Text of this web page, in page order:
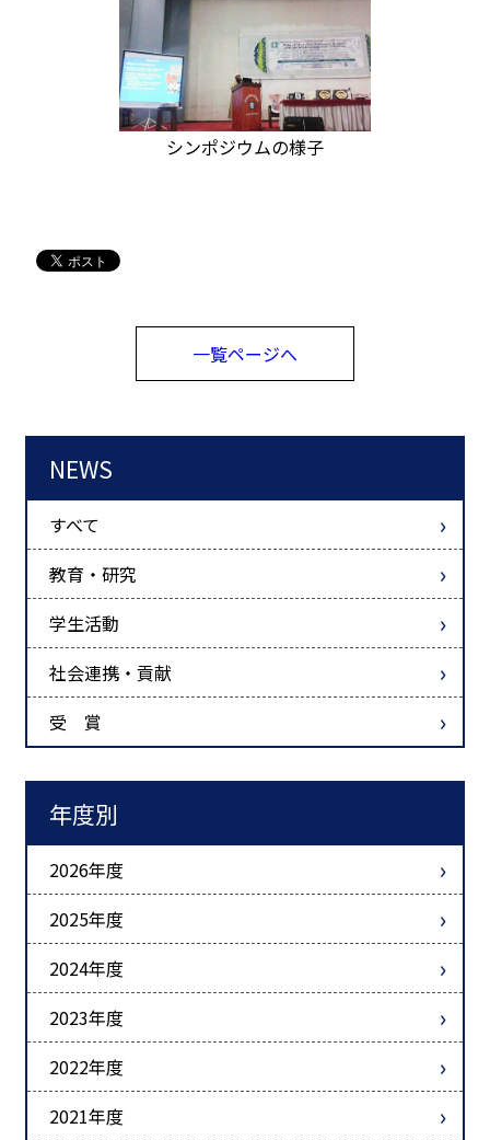
シンポジウムの様子
一覧ページへ
NEWS
すべて
教育・研究
学生活動
社会連携・貢献
受 賞
年度別
2026年度
2025年度
2024年度
2023年度
2022年度
2021年度